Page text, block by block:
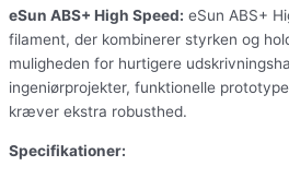
eSun ABS+ High Speed: eSun ABS+
filament, der kombinerer styrken og
muligheden for hurtigere
ingeniørprojekter, funktionelle
kræver ekstra robusthed.
Specifikationer: